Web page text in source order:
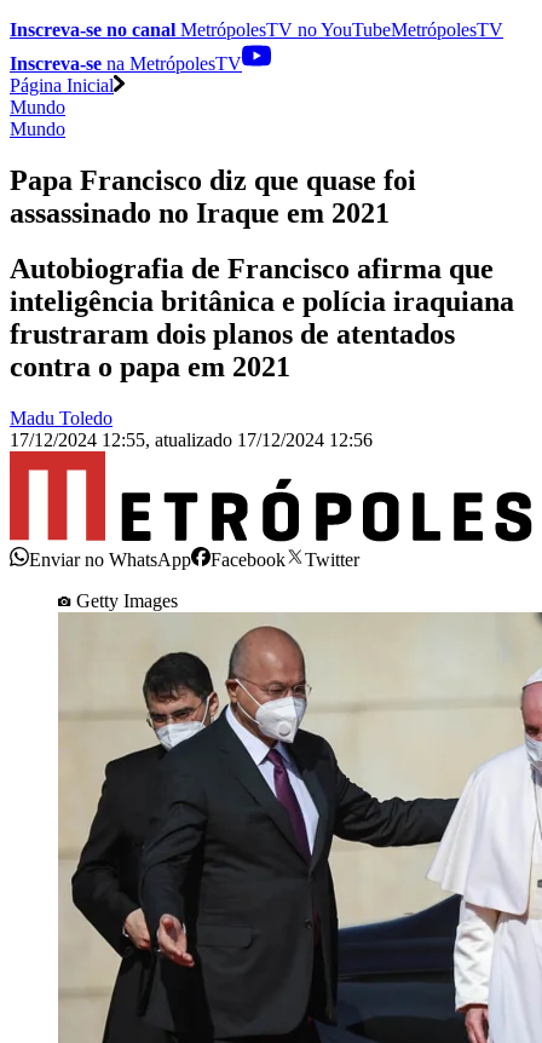
Inscreva-se no canal MetrópolesTV noYouTubeMetrópolesTV
Inscreva-se na MetrópolesTV
Página Inicial
Mundo
Mundo
Papa Francisco diz que quase foi
assassinado no Iraque em 2021
Autobiografia de Francisco afirma que
inteligência britânica e polícia iraquiana
frustraram dois planos de atentados
contra o papa em 2021
Madu Toledo
17/12/2024 12:55, atualizado 17/12/2024 12:56
Enviar no WhatsApp Facebook
Twitter
Getty Images